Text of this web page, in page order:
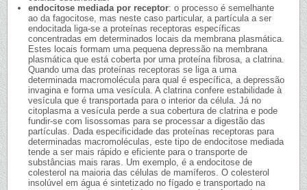
endocitose mediada por receptor: o processo é semelhante
ao da fagocitose, mas neste caso particular, a partícula a ser
endocitada liga-se a proteínas receptoras específicas
concentradas em determinados locais da membrana plasmática.
Estes locais formam uma pequena depressão na membrana
plasmática que está coberta por uma proteína fibrosa, a clatrina.
Quando uma das proteínas receptoras se liga a uma
determinada macromolécula para qual é específica, a depressão
invagina e forma uma vesícula. A clatrina confere estabilidade à
vesícula que é transportada para o interior da célula. Já no
citoplasma a vesícula perde a sua cobertura de clatrina e pode
fundir-se com lisossomas para se processar a digestão das
partículas. Dada especificidade das proteínas receptoras para
determinadas macromoléculas, este tipo de endocitose mediada
tende a ser mais rápido e eficiente para o transporte de
substâncias mais raras. Um exemplo, é a endocitose de
colesterol na maioria das células de mamíferos. O colesterol
insolúvel em água é sintetizado no fígado e transportado na